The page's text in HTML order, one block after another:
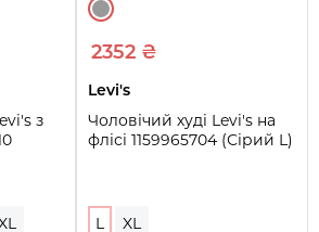
з
2352 ₴
Levi's
Чоловічий худі Levi's на
флісі 1159965704 (Сірий L)
L XL